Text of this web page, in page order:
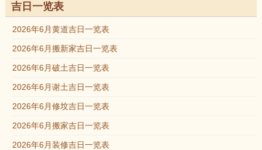
吉日一览表
2026年6月黄道吉日一览表
2026年6月搬新家吉日一览表
2026年6月破土吉日一览表
2026年6月谢土吉日一览表
2026年6月修坟吉日一览表
2026年6月搬家吉日一览表
2026年6月装修吉日一览表